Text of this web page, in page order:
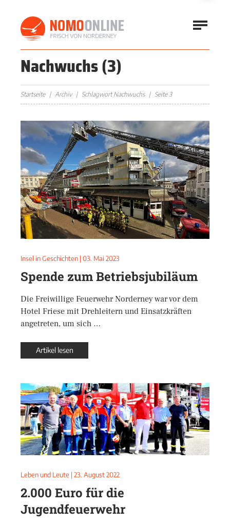
Nachwuchs(3)
Startseite Archiv Schlagwort Nachwuchs Seite 3
Insel in Geschichten | 03. Mai 2023
Spende zum Betriebsjubiläum
Die Freiwillige Feuerwehr Norderney war vor dem
Hotel Friese mit Drehleitern und Einsatzkräften
angetreten, um sich …
Artikel lesen
Leben und Leute | 23. August 2022
2.000 Euro für die
Jugendfeuerwehr